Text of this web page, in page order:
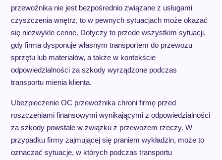
przewoźnika nie jest bezpośrednio związane z usługami
czyszczenia wnętrz, to w pewnych sytuacjach może okazać
się niezwykle cenne. Dotyczy to przede wszystkim sytuacji,
gdy firma dysponuje własnym transportem do przewozu
sprzętu lub materiałów, a także w kontekście
odpowiedzialności za szkody wyrządzone podczas
transportu mienia klienta.
Ubezpieczenie OC przewoźnika chroni firmę przed
roszczeniami finansowymi wynikającymi z odpowiedzialności
za szkody powstałe w związku z przewozem rzeczy. W
przypadku firmy zajmującej się praniem wykładzin, może to
oznaczać sytuacje, w których podczas transportu